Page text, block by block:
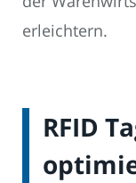
erleichtern.
RFID